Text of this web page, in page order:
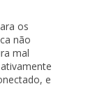
os
não
mal
e